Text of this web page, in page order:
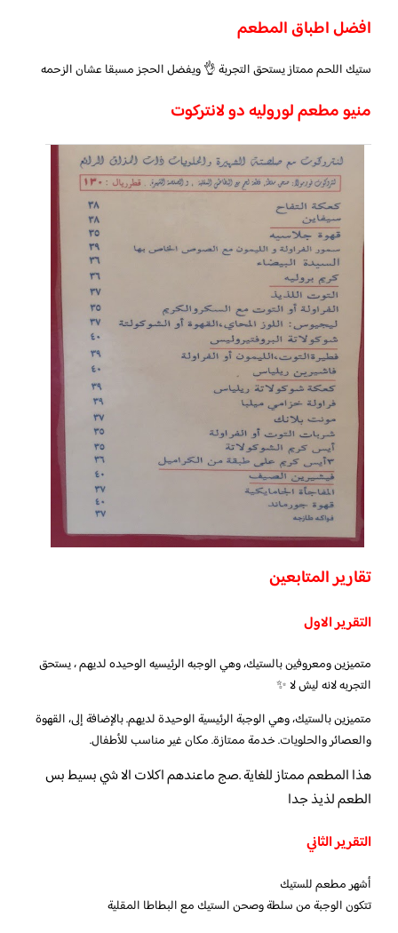
افضل اطباق المطعم
ستيك اللحم ممتاز يستحق التجربة 👌 ويفضل الحجز مسبقا عشان الزحمه
منيو مطعم لوروليه دو لانتركوت
تقارير المتابعين
التقرير الاول
متميزين ومعروفين بالستيك، وهي الوجبه الرئيسيه الوحيده لديهم ، يستحق
التجربه لانه ليش لا ✨
متميزين بالستيك، وهي الوجبة الرئيسية الوحيدة لديهم. بالإضافة إلى، القهوة
والعصائر والحلويات. خدمة ممتازة. مكان غير مناسب للأطفال.
هذا المطعم ممتاز للغاية .صج ماعندهم اكلات الا شي بسيط بس
الطعم لذيذ جدا
التقرير الثاني
أشهر مطعم للستيك
تتكون الوجبة من سلطة وصحن الستيك مع البطاطا المقلية